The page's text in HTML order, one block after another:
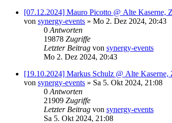
[07.12.2024] Mauro Picotto @ Alte Kaserne,
von synergy-events » Mo 2. Dez 2024, 20:43
0 Antworten
19878 Zugriffe
Letzter Beitrag von synergy-events
Mo 2. Dez 2024, 20:43
[19.10.2024] Markus Schulz @ Alte Kaserne,
von synergy-events » Sa 5. Okt 2024, 21:08
0 Antworten
21909 Zugriffe
Letzter Beitrag von synergy-events
Sa 5. Okt 2024, 21:08